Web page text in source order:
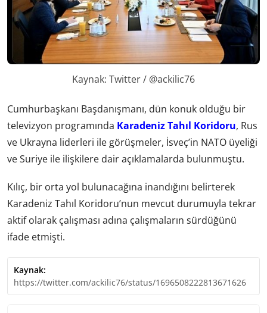
Kaynak: Twitter / @ackilic76
Cumhurbaşkanı Başdanışmanı, dün konuk olduğu bir
televizyon programında Karadeniz Tahıl Koridoru, Rus
ve Ukrayna liderleri ile görüşmeler, İsveç’in NATO üyeliği
ve Suriye ile ilişkilere dair açıklamalarda bulunmuştu.
Kılıç, bir orta yol bulunacağına inandığını belirterek
Karadeniz Tahıl Koridoru’nun mevcut durumuyla tekrar
aktif olarak çalışması adına çalışmaların sürdüğünü
ifade etmişti.
Kaynak:
https://twitter.com/ackilic76/status/1696508222813671626